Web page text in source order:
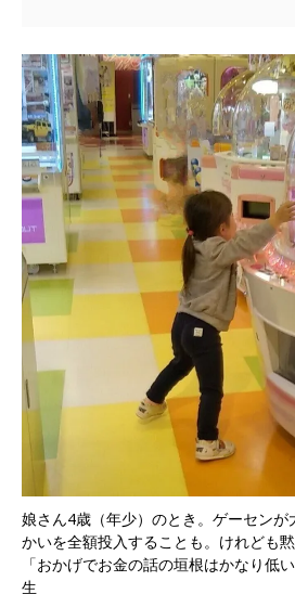
娘さん4歳（年少）のとき。ゲーセン
かいを全額投入することも。けれども
「おかげでお金の話の垣根はかなり低
生